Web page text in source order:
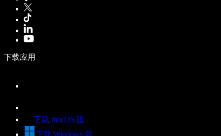
下载应用
下载 macOS 版